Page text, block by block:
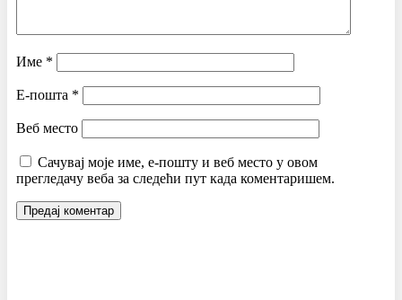
Име *
Е-пошта *
Веб место
Сачувај моје име, е-пошту и веб место у овом
прегледачу веба за следећи пут када коментаришем.